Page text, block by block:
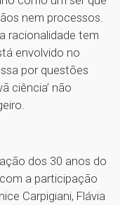
nem processos.
racionalidade tem
envolvido no
por questões
ciência’ não
dos 30 anos do
a participação
Carpigiani, Flávia